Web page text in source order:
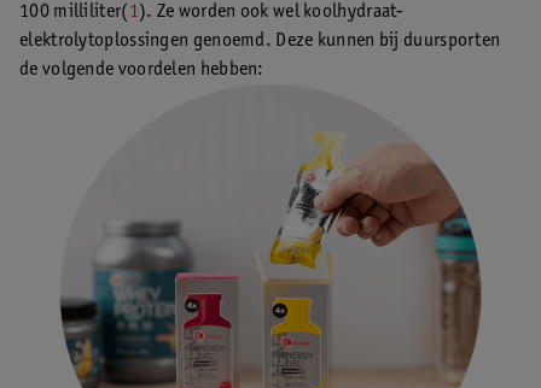
100 milliliter(1). Ze worden ook wel koolhydraat-
elektrolytoplossingen genoemd. Deze kunnen bij duursporten
de volgende voordelen hebben: